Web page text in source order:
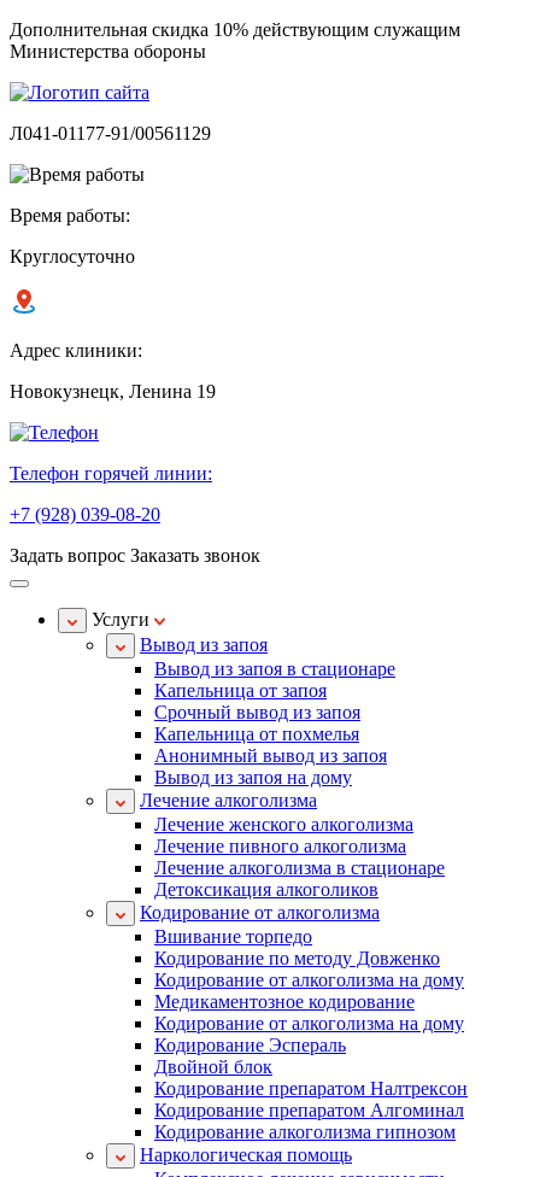
Дополнительная скидка 10% действующим служащим
Министерства обороны
Л041-01177-91/00561129
Время работы:
Круглосуточно
Адрес клиники:
Новокузнецк, Ленина 19
Телефон горячей линии:
+7 (928) 039-08-20
Задать вопрос Заказать звонок
Услуги
Вывод из запоя
Вывод из запоя в стационаре
Капельница от запоя
Срочный вывод из запоя
Капельница от похмелья
Анонимный вывод из запоя
Вывод из запоя на дому
Лечение алкоголизма
Лечение женского алкоголизма
Лечение пивного алкоголизма
Лечение алкоголизма в стационаре
Детоксикация алкоголиков
Кодирование от алкоголизма
Вшивание торпедо
Кодирование по методу Довженко
Кодирование от алкоголизма на дому
Медикаментозное кодирование
Кодирование от алкоголизма на дому
Кодирование Эспераль
Двойной блок
Кодирование препаратом Налтрексон
Кодирование препаратом Алгоминал
Кодирование алкоголизма гипнозом
Наркологическая помощь